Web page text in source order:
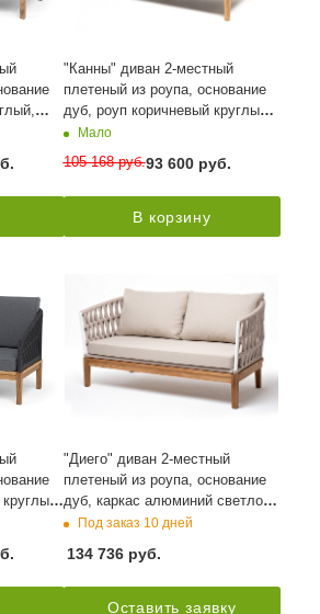
"Канны" диван 2-местный
плетеный из роупа, основание
дуб, роуп коричневый круглый,
ткань темно-серая 027
Мало
105 168руб.93 600руб.
В корзину
"Диего" диван 2-местный
плетеный из роупа, основание
дуб, каркас алюминий светло-
серый (RAL7035) муар, роуп
бежевая 15052
Под заказ 10 дней
134 736руб.
Оставить заявку